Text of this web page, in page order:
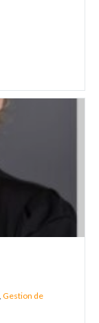
Gestion de